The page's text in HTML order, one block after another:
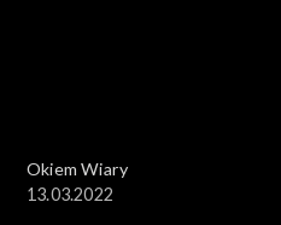
Okiem Wiary
13.03.2022